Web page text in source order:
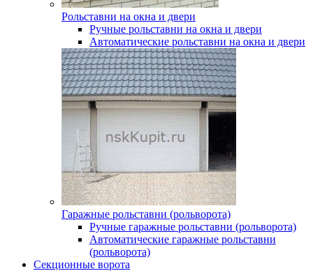
Рольставни на окна и двери
Ручные рольставни на окна и двери
Автоматические рольставни на окна и двери
Гаражные рольставни (рольворота)
Ручные гаражные рольставни (рольворота)
Автоматические гаражные рольставни
(рольворота)
Секционные ворота